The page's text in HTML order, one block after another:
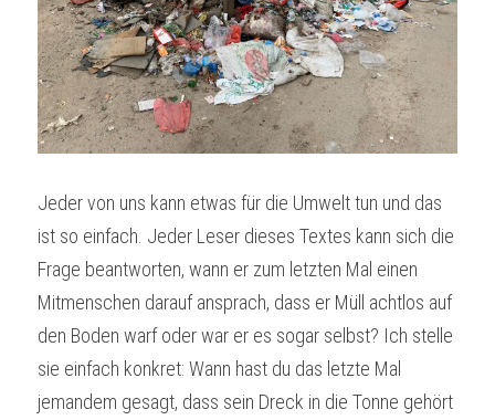
Jeder von uns kann etwas für die Umwelt tun und das
ist so einfach. Jeder Leser dieses Textes kann sich die
Frage beantworten, wann er zum letzten Mal einen
Mitmenschen darauf ansprach, dass er Müll achtlos auf
den Boden warf oder war er es sogar selbst? Ich stelle
sie einfach konkret: Wann hast du das letzte Mal
jemandem gesagt, dass sein Dreck in die Tonne gehört